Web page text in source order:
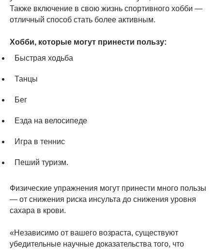
Также включение в свою жизнь спортивного хобби —
отличный способ стать более активным.
Хобби, которые могут принести пользу:
Быстрая ходьба
Танцы
Бег
Езда на велосипеде
Игра в теннис
Пеший туризм.
Физические упражнения могут принести много пользы
— от снижения риска инсульта до снижения уровня
сахара в крови.
«Независимо от вашего возраста, существуют
убедительные научные доказательства того, что